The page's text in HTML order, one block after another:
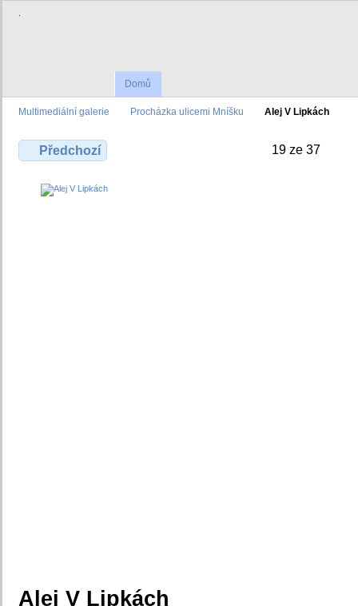
.
Domů
Multimediální galerie Procházka ulicemi Mníšku Alej V Lipkách
Předchozí 19 ze 37
Alej V Lipkách